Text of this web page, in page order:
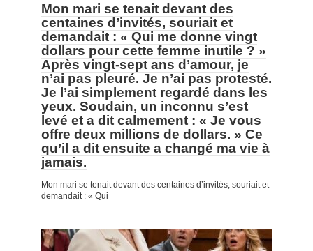
Mon mari se tenait devant des
centaines d’invités, souriait et
demandait : « Qui me donne vingt
dollars pour cette femme inutile ? »
Après vingt-sept ans d’amour, je
n’ai pas pleuré. Je n’ai pas protesté.
Je l’ai simplement regardé dans les
yeux. Soudain, un inconnu s’est
levé et a dit calmement : « Je vous
offre deux millions de dollars. » Ce
qu’il a dit ensuite a changé ma vie à
jamais.
Mon mari se tenait devant des centaines d’invités, souriait et
demandait : « Qui